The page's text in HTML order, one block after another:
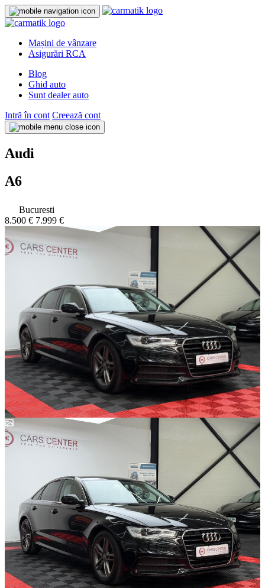
Mașini de vânzare
Asigurări RCA
Blog
Ghid auto
Sunt dealer auto
Intră în cont Creează cont
Audi
A6
Bucuresti
8.500 € 7.999 €